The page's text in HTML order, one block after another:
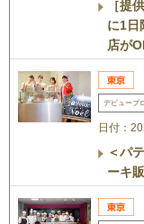
［提
に1日
店が
デビュープ
日付：
＜パ
ーキ